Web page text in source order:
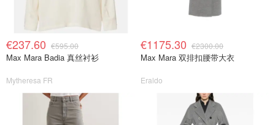
€237.60 €595.00
Max Mara Badia 真丝衬衫
Mytheresa FR
€1175.30 €2300.00
Max Mara 双排扣腰带大衣
Eraldo